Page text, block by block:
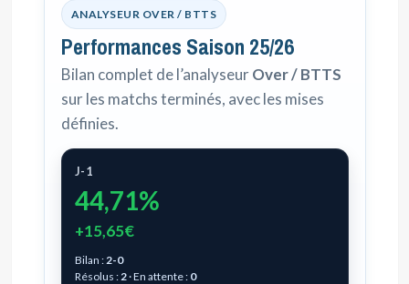
ANALYSEUR OVER / BTTS
Performances Saison 25/26
Bilan complet de l’analyseurOver / BTTS
sur les matchs terminés, avec les mises
définies.
J-1
44,71%
+15,65€
Bilan : 2-0
Résolus : 2· En attente : 0